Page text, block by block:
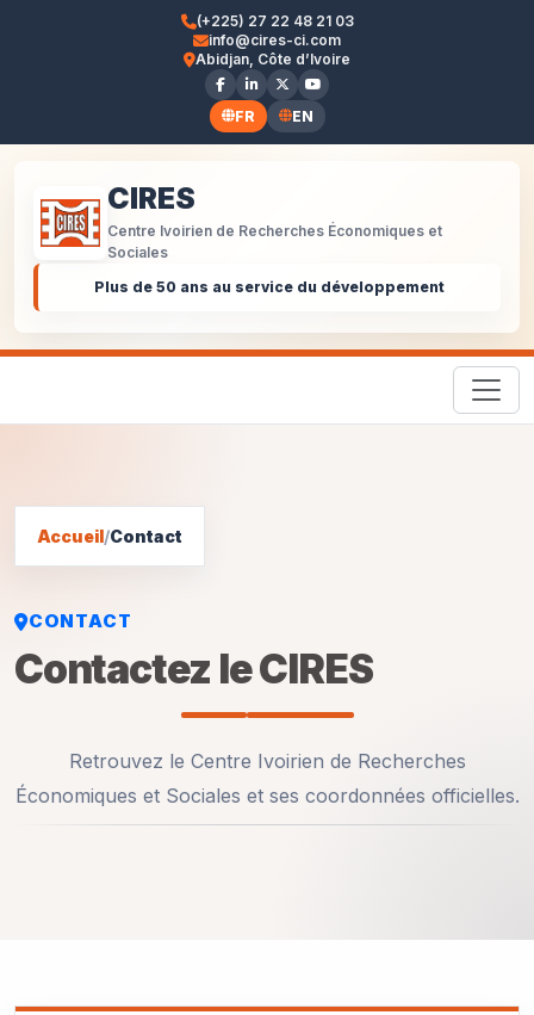
(+225) 27 22 48 21 03
info@cires-ci.com
Abidjan, Côte d’Ivoire
FR EN
CIRES
Centre Ivoirien de Recherches Économiques et
Sociales
Plus de 50 ans au service du développement
Accueil/Contact
CONTACT
Contactez le CIRES
Retrouvez le Centre Ivoirien de Recherches
Économiques et Sociales et ses coordonnées officielles.